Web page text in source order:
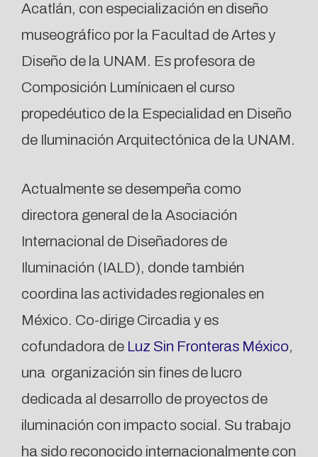
Acatlán, con especialización en diseño
museográfico por la Facultad de Artes y
Diseño de la UNAM. Es profesora de
Composición Lumínicaen el curso
propedéutico de la Especialidad en Diseño
de Iluminación Arquitectónica de la UNAM.
Actualmente se desempeña como
directora general de la Asociación
Internacional de Diseñadores de
Iluminación (IALD), donde también
coordina las actividades regionales en
México. Co-dirige Circadia y es
cofundadora de Luz Sin Fronteras México,
una organización sin fines de lucro
dedicada al desarrollo de proyectos de
iluminación con impacto social. Su trabajo
ha sido reconocido internacionalmente con